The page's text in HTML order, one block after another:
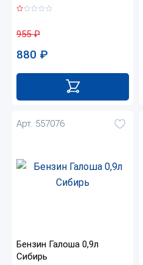
955₽
880 ₽
Арт. 557076
Бензин Галоша 0,9л
Сибирь